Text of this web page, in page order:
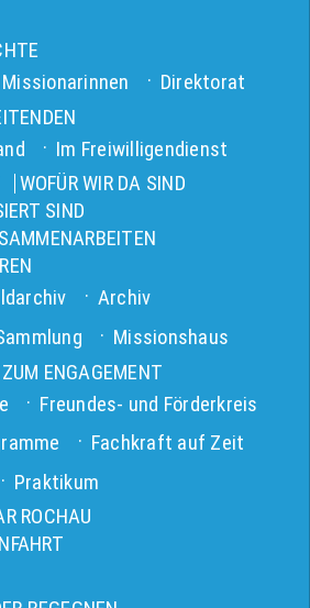
Direktorat
Im Freiwilligendienst
WOFÜR WIR DA SIND
SIND
Archiv
Missionshaus
ENGAGEMENT
Freundes- und Förderkreis
Fachkraft auf Zeit
Praktikum
ROCHAU